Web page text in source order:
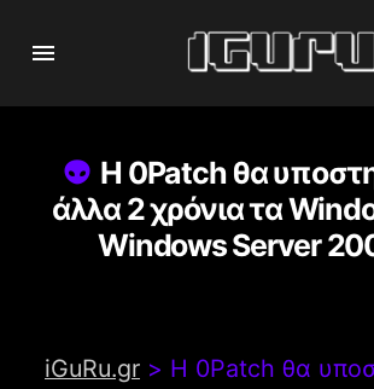
Η 0Patch θα
άλλα 2 χρόνια τα
Windows Server
iGuRu.gr > Η 0Patch θα